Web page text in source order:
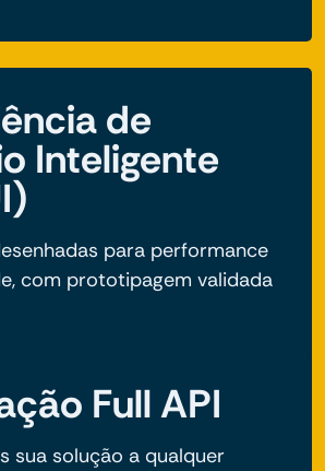
de
Inteligente
para performance
com prototipagem validada
Full API
sua solução a qualquer